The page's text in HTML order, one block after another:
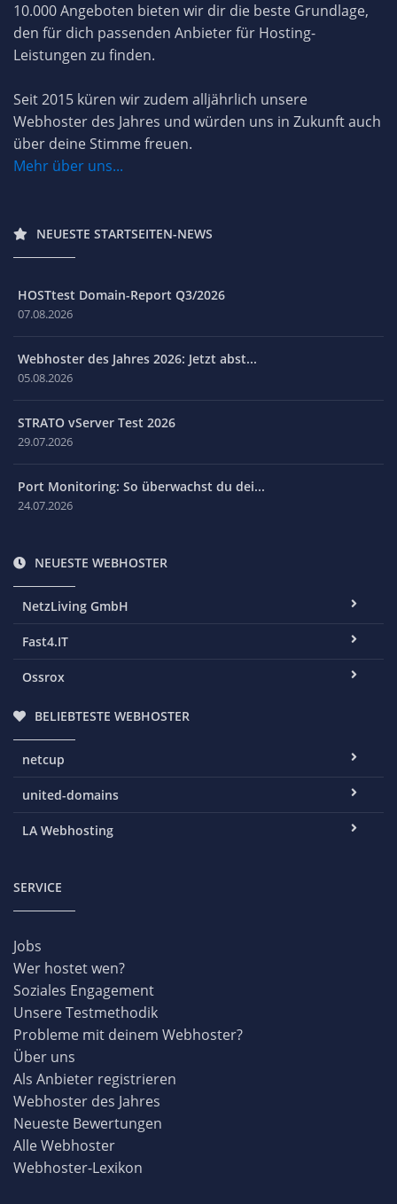
10.000 Angeboten bieten wir dir die beste Grundlage,
den für dich passenden Anbieter für Hosting-
Leistungen zu finden.
Seit 2015 küren wir zudem alljährlich unsere
Webhoster des Jahres und würden uns in Zukunft auch
über deine Stimme freuen.
Mehr über uns...
NEUESTE STARTSEITEN-NEWS
HOSTtest Domain-Report Q3/2026
07.08.2026
Webhoster des Jahres 2026: Jetzt abst...
05.08.2026
STRATO vServer Test 2026
29.07.2026
Port Monitoring: So überwachst du dei...
24.07.2026
NEUESTE WEBHOSTER
NetzLiving GmbH
Fast4.IT
Ossrox
BELIEBTESTE WEBHOSTER
netcup
united-domains
LA Webhosting
SERVICE
Jobs
Wer hostet wen?
Soziales Engagement
Unsere Testmethodik
Probleme mit deinem Webhoster?
Über uns
Als Anbieter registrieren
Webhoster des Jahres
Neueste Bewertungen
Alle Webhoster
Webhoster-Lexikon